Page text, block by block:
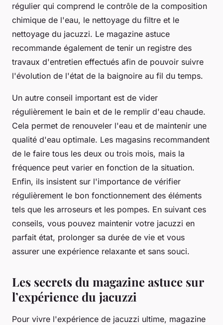
régulier qui comprend le contrôle de la composition
chimique de l'eau, le nettoyage du filtre et le
nettoyage du jacuzzi. Le magazine astuce
recommande également de tenir un registre des
travaux d'entretien effectués afin de pouvoir suivre
l'évolution de l'état de la baignoire au fil du temps.
Un autre conseil important est de vider
régulièrement le bain et de le remplir d'eau chaude.
Cela permet de renouveler l'eau et de maintenir une
qualité d'eau optimale. Les magasins recommandent
de le faire tous les deux ou trois mois, mais la
fréquence peut varier en fonction de la situation.
Enfin, ils insistent sur l'importance de vérifier
régulièrement le bon fonctionnement des éléments
tels que les arroseurs et les pompes. En suivant ces
conseils, vous pouvez maintenir votre jacuzzi en
parfait état, prolonger sa durée de vie et vous
assurer une expérience relaxante et sans souci.
Les secrets du magazine astuce sur
l’expérience du jacuzzi
Pour vivre l'expérience de jacuzzi ultime, magazine